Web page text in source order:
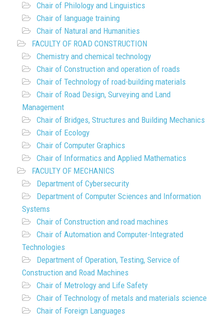
Chair of Philology and Linguistics
Chair of language training
Chair of Natural and Humanities
FACULTY OF ROAD CONSTRUCTION
Chemistry and chemical technology
Chair of Construction and operation of roads
Chair of Technology of road-building materials
Chair of Road Design, Surveying and Land
Management
Chair of Bridges, Structures and Building Mechanics
Chair of Ecology
Chair of Computer Graphics
Chair of Informatics and Applied Mathematics
FACULTY OF MECHANICS
Department of Cybersecurity
Department of Computer Sciences and Information
Systems
Chair of Construction and road machines
Chair of Automation and Computer-Integrated
Technologies
Department of Operation, Testing, Service of
Construction and Road Machines
Chair of Metrology and Life Safety
Chair of Technology of metals and materials science
Chair of Foreign Languages